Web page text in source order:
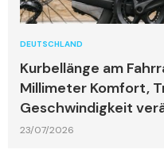
DEUTSCHLAND
Kurbellänge am
Millimeter Komfort,
Geschwindigkeit
23/07/2026